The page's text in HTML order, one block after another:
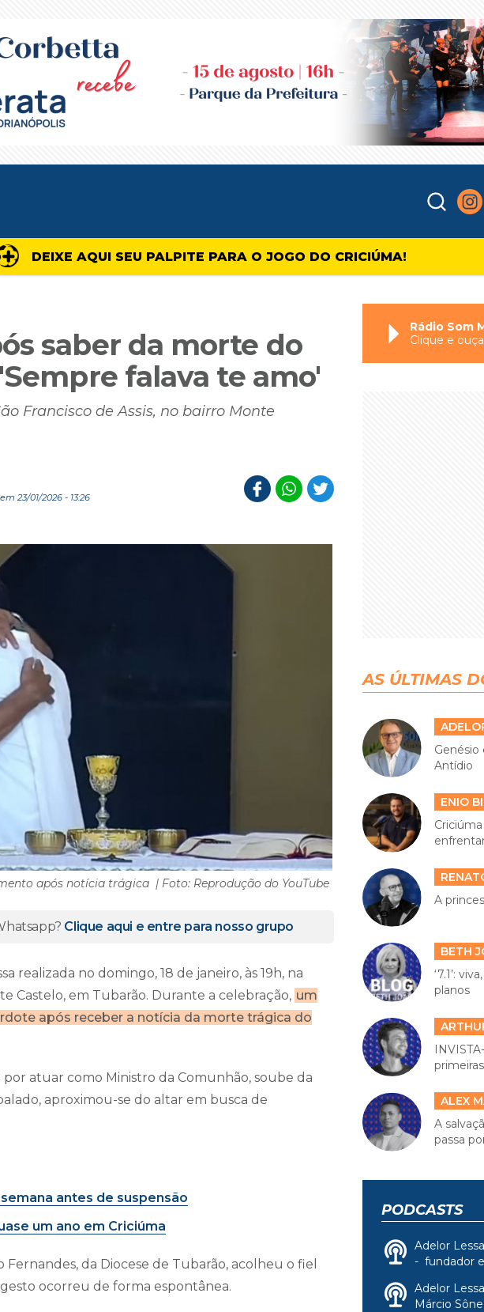
DEIXE AQUI SEU PALPITE PARA O JOGO DO CRICIÚMA!
saber da morte do
falava te amo'
Francisco de Assis, no bairro Monte
23/01/2026 - 13:26
após notícia trágica | Foto: Reprodução do YouTube
Clique aqui e entre para nosso grupo
realizada no domingo, 18 de janeiro, às 19h, na
Castelo, em Tubarão. Durante a celebração, um
após receber a notícia da morte trágica do
atuar como Ministro da Comunhão, soube da
aproximou-se do altar em busca de
antes de suspensão
um ano em Criciúma
da Diocese de Tubarão, acolheu o fiel
ocorreu de forma espontânea.
Rádio Som
Clique e
AS ÚLTIMAS
Antídio
ENIO
A
BETH
‘7.1’:
planos
ALEX
A
passa
PODCASTS
Adelor
- fundador
Adelor
Márcio